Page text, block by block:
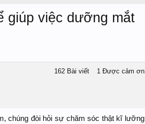
giúp việc dưỡng mắt
162 Bài viết 1 Được cảm ơn
chúng đòi hỏi sự chăm sóc thật kĩ lưỡng